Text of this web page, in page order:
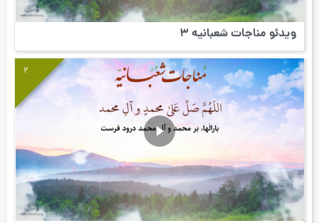
ویدئو مناجات شعبانیه 3
2